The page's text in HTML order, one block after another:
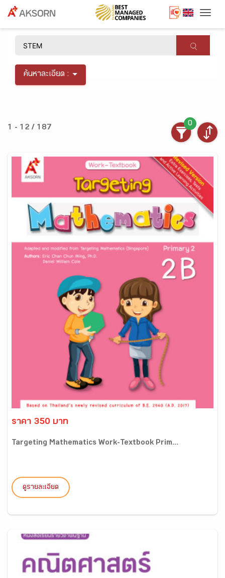
ค้นหาละเอียด :
1 - 12 / 187
0
ราคา 350 บาท
Targeting Mathematics Work-Textbook Prim...
ดูรายละเอียด